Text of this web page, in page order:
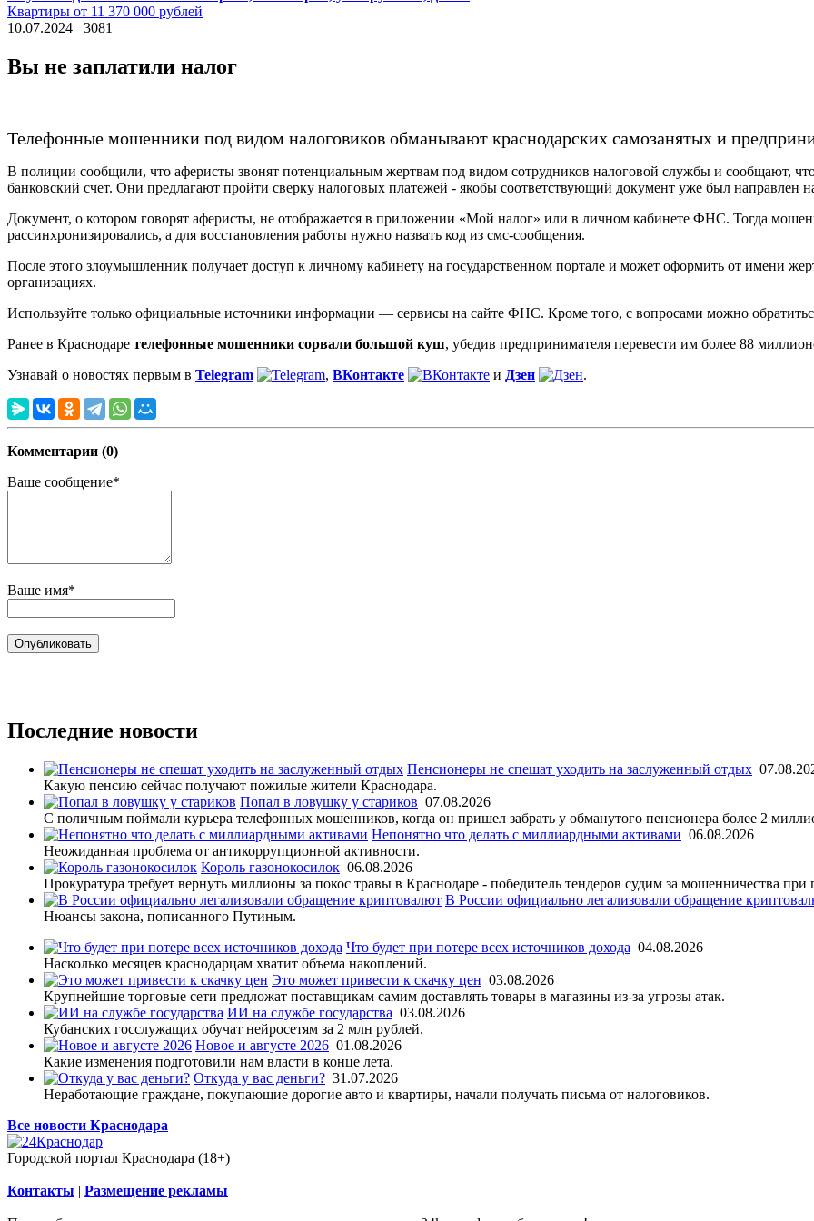
Квартиры от 11 370 000 рублей
10.07.2024
3081
Вы не заплатили налог
Телефонные мошенники под видом налоговиков обманывают краснодарских самозанятых и
В полиции сообщили, что аферисты звонят потенциальным жертвам под видом сотрудников налоговой службы и сообщают,
банковский счет. Они предлагают пройти сверку налоговых платежей - якобы соответствующий документ уже был направлен
Документ, о котором говорят аферисты, не отображается в приложении «Мой налог» или в личном кабинете ФНС. Тогда
рассинхронизировались, а для восстановления работы нужно назвать код из смс-сообщения.
После этого злоумышленник получает доступ к личному кабинету на государственном портале и может оформить от имени
организациях.
Используйте только официальные источники информации — сервисы на сайте ФНС. Кроме того, с вопросами можно
Ранее в Краснодаре телефонные мошенники сорвали большой куш, убедив предпринимателя перевести им более 88
Узнавай о новостях первым в Telegram , ВКонтакте и Дзен .
Комментарии (0)
Ваше сообщение*
Ваше имя*
Последние новости
Пенсионеры не спешат уходить на заслуженный отдых
Какую пенсию сейчас получают пожилые жители Краснодара.
Попал в ловушку у стариков 07.08.2026
С поличным поймали курьера телефонных мошенников, когда он пришел забрать у обманутого пенсионера более 2
Непонятно что делать с миллиардными активами 06.08.2026
Неожиданная проблема от антикоррупционной активности.
Король газонокосилок 06.08.2026
Прокуратура требует вернуть миллионы за покос травы в Краснодаре - победитель тендеров судим за мошенничества при
В России официально легализовали обращение
Нюансы закона, пописанного Путиным.
Что будет при потере всех источников дохода 04.08.2026
Насколько месяцев краснодарцам хватит объема накоплений.
Это может привести к скачку цен 03.08.2026
Крупнейшие торговые сети предложат поставщикам самим доставлять товары в магазины из-за угрозы атак.
ИИ на службе государства 03.08.2026
Кубанских госслужащих обучат нейросетям за 2 млн рублей.
Новое и августе 2026 01.08.2026
Какие изменения подготовили нам власти в конце лета.
Откуда у вас деньги? 31.07.2026
Неработающие граждане, покупающие дорогие авто и квартиры, начали получать письма от налоговиков.
Все новости Краснодара
Городской портал Краснодара (18+)
Контакты | Размещение рекламы